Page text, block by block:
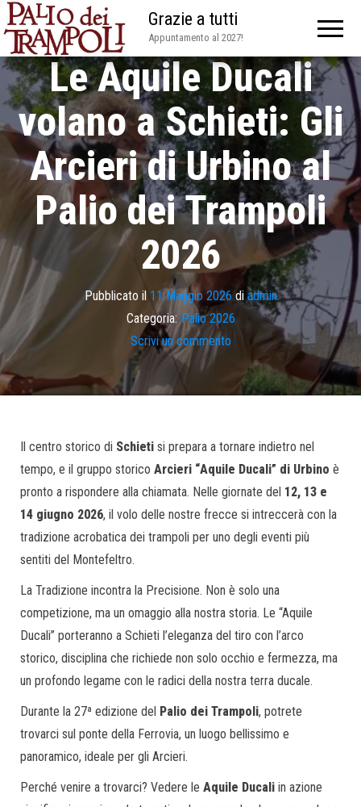
Grazie a tutti
Appuntamento al 2027!
Le Aquile Ducali
volano a Schieti: Gli
Arcieri di Urbino al
Palio dei Trampoli
2026
Pubblicato il 11 Maggio 2026di admin
Categoria: Palio 2026
Scrivi un commento
Il centro storico di Schieti si prepara a tornare indietro nel
tempo, e il gruppo storico Arcieri “Aquile Ducali” di Urbino è
pronto a rispondere alla chiamata. Nelle giornate del 12, 13 e
14 giugno 2026, il volo delle nostre frecce si intreccerà con la
tradizione acrobatica dei trampoli per uno degli eventi più
sentiti del Montefeltro.
La Tradizione incontra la Precisione. Non è solo una
competizione, ma un omaggio alla nostra storia. Le “Aquile
Ducali” porteranno a Schieti l’eleganza del tiro con l’arco
storico, disciplina che richiede non solo occhio e fermezza, ma
un profondo legame con le radici della nostra terra ducale.
Durante la 27ª edizione del Palio dei Trampoli, potrete
trovarci sul ponte della Ferrovia, un luogo bellissimo e
panoramico, ideale per gli Arcieri.
Perché venire a trovarci? Vedere le Aquile Ducali in azione